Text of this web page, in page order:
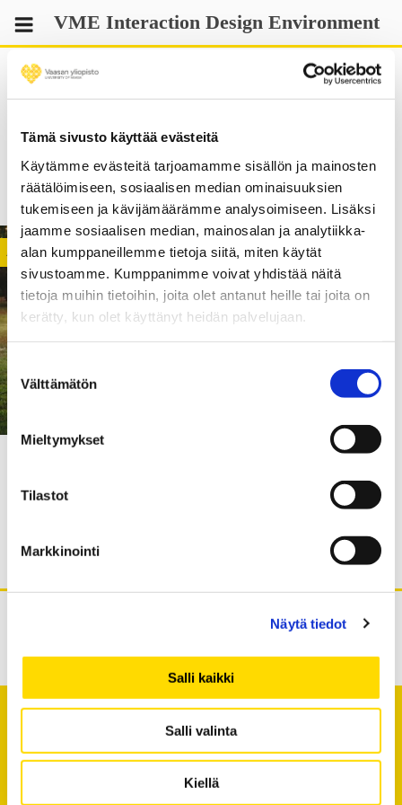
Tämä sivusto käyttää evästeitä
Käytämme evästeitä tarjoamamme sisällön ja mainosten
räätälöimiseen, sosiaalisen median ominaisuuksien
tukemiseen ja kävijämäärämme analysoimiseen. Lisäksi
jaamme sosiaalisen median, mainosalan ja analytiikka-
alan kumppaneillemme tietoja siitä, miten käytät
sivustoamme. Kumppanimme voivat yhdistää näitä
tietoja muihin tietoihin, joita olet antanut heille tai joita on
kerätty, kun olet käyttänyt heidän palvelujaan.
Suostumuksen
valinta
Välttämätön
Mieltymykset
Tilastot
Markkinointi
Näytä tiedot
Salli kaikki
Salli valinta
Kiellä
Skip
to
content
VME Interaction Design Environment
governance
ACTIVITY
AI ethics, empathy and equality
with Natasha Stillman